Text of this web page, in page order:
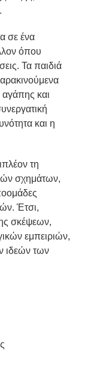
σε ένα
όπου
Τα παιδιά
και
και η
τη
σχημάτων,
Έτσι,
σκέψεων,
εμπειριών,
ιδεών των